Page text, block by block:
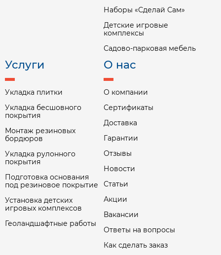
Наборы «Сделай Сам»
Детские игровые
комплексы
Садово-парковая мебель
Услуги
Укладка плитки
Укладка бесшовного
покрытия
Монтаж резиновых
бордюров
Укладка рулонного
покрытия
Подготовка основания
под резиновое покрытие
Установка детских
игровых комплексов
Геоландшафтные работы
О нас
О компании
Сертификаты
Доставка
Гарантии
Отзывы
Новости
Статьи
Акции
Вакансии
Ответы на вопросы
Как сделать заказ